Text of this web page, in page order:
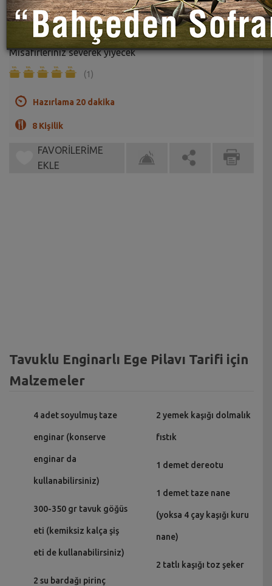
Sahrap Soysal
Ege usulü enginarlı ve tavuklu sağlıklı bir pilav tarifi.
Misafirleriniz severek yiyecek
(1)
Hazırlama 20 dakika
8 Kişilik
FAVORİLERİME
EKLE
Tavuklu Enginarlı Ege Pilavı Tarifi için
Malzemeler
4 adet soyulmuş taze
enginar (konserve
enginar da
kullanabilirsiniz)
300-350 gr tavuk göğüs
eti (kemiksiz kalça şiş
eti de kullanabilirsiniz)
2 su bardağı pirinç
2 yemek kaşığı dolmalık
fıstık
1 demet dereotu
1 demet taze nane
(yoksa 4 çay kaşığı kuru
nane)
2 tatlı kaşığı toz şeker